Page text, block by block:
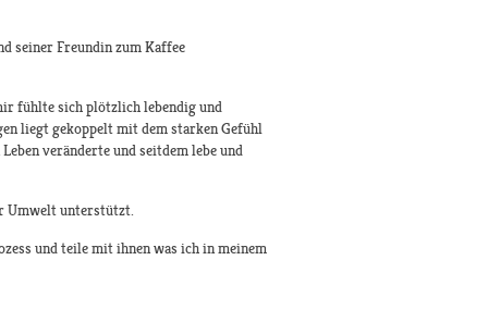
seiner Freundin zum Kaffee
fühlte sich plötzlich lebendig und
liegt gekoppelt mit dem starken Gefühl
veränderte und seitdem lebe und
Umwelt unterstützt.
und teile mit ihnen was ich in meinem